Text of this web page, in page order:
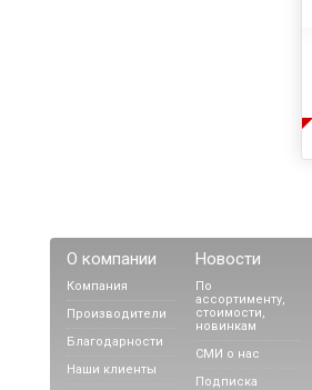
О компании
Компания
Производители
Благодарности
Наши клиенты
Новости
По
ассортименту,
стоимости,
новинкам
СМИ о нас
Подписка